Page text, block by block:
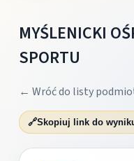
MYŚLENICKI
SPORTU
← Wróć do listy
🔗Skopiuj link do